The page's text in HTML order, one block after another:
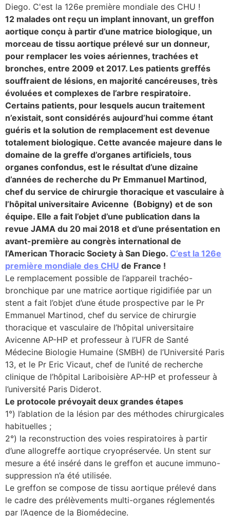
l’éditeur
un CHU
Diego. C'est la 126e première mondiale des CHU !
12 malades ont reçu un implant innovant, un greffon
aortique conçu à partir d’une matrice biologique, un
morceau de tissu aortique prélevé sur un donneur,
pour remplacer les voies aériennes, trachées et
bronches, entre 2009 et 2017. Les patients greffés
souffraient de lésions, en majorité cancéreuses, très
évoluées et complexes de l’arbre respiratoire.
Certains patients, pour lesquels aucun traitement
n’existait, sont considérés aujourd’hui comme étant
guéris et la solution de remplacement est devenue
totalement biologique. Cette avancée majeure dans le
domaine de la greffe d’organes artificiels, tous
organes confondus, est le résultat d’une dizaine
d’années de recherche du Pr Emmanuel Martinod,
chef du service de chirurgie thoracique et vasculaire à
l’hôpital universitaire Avicenne (Bobigny) et de son
équipe. Elle a fait l’objet d’une publication dans la
revue JAMA du 20 mai 2018 et d’une présentation en
avant-première au congrès international de
l’American Thoracic Society à San Diego. C’est la 126e
première mondiale des CHU de France !
Le remplacement possible de l’appareil trachéo-
bronchique par une matrice aortique rigidifiée par un
stent a fait l’objet d’une étude prospective par le Pr
Emmanuel Martinod, chef du service de chirurgie
thoracique et vasculaire de l’hôpital universitaire
Avicenne AP-HP et professeur à l’UFR de Santé
Médecine Biologie Humaine (SMBH) de l’Université Paris
13, et le Pr Eric Vicaut, chef de l’unité de recherche
clinique de l’hôpital Lariboisière AP-HP et professeur à
l’université Paris Diderot.
Le protocole prévoyait deux grandes étapes
1°) l’ablation de la lésion par des méthodes chirurgicales
habituelles ;
2°) la reconstruction des voies respiratoires à partir
d’une allogreffe aortique cryopréservée. Un stent sur
mesure a été inséré dans le greffon et aucune immuno-
suppression n’a été utilisée.
Le greffon se compose de tissu aortique prélevé dans
le cadre des prélèvements multi-organes réglementés
par l’Agence de la Biomédecine.